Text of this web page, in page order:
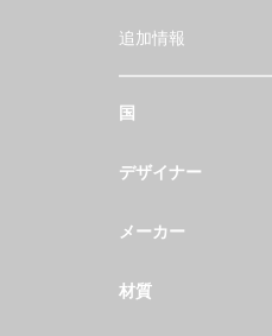
追加情報
国
デザイナー
メーカー
材質